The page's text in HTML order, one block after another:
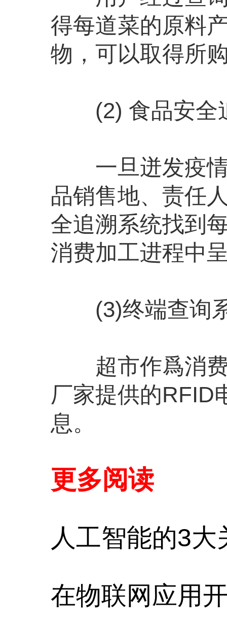
得每道菜的原料
物，可以取得所
(2) 食品安全
一旦迸发疫情
品销售地、责任
全追溯系统找到
消费加工进程中
(3)终端查询
超市作爲消费
厂家提供的RFID
息。
更多阅读
人工智能的3
在物联网应用